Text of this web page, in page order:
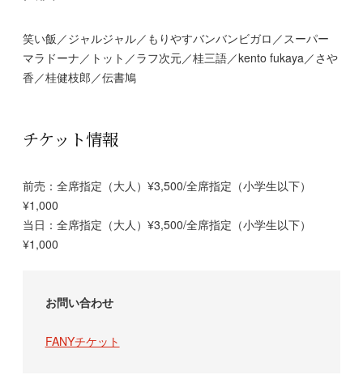
笑い飯／ジャルジャル／もりやすバンバンビガロ／スーパー
マラドーナ／トット／ラフ次元／桂三語／kento fukaya／さや
香／桂健枝郎／伝書鳩
チケット情報
前売：全席指定（大人）¥3,500/全席指定（小学生以下）
¥1,000
当日：全席指定（大人）¥3,500/全席指定（小学生以下）
¥1,000
お問い合わせ
FANYチケット